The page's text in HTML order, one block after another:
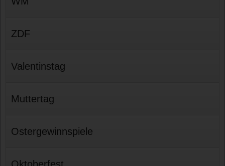
ZDF
Valentinstag
Muttertag
Ostergewinnspiele